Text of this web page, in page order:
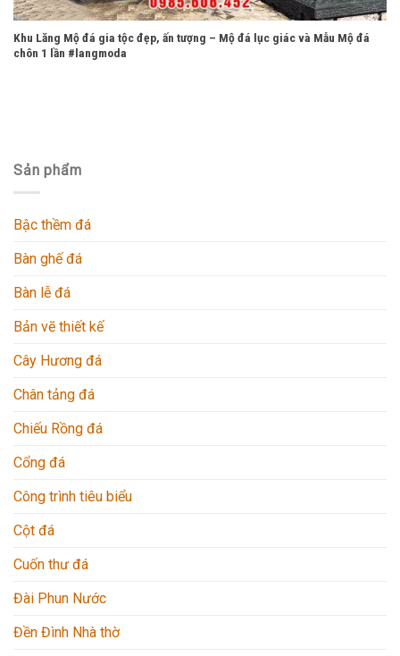
Khu Lăng Mộ đá gia tộc đẹp, ấn tượng – Mộ đá lục giác và Mẫu Mộ đá
chôn 1 lần #langmoda
Sản phẩm
Bậc thềm đá
Bàn ghế đá
Bàn lễ đá
Bản vẽ thiết kế
Cây Hương đá
Chân tảng đá
Chiếu Rồng đá
Cổng đá
Công trình tiêu biểu
Cột đá
Cuốn thư đá
Đài Phun Nước
Đền Đình Nhà thờ